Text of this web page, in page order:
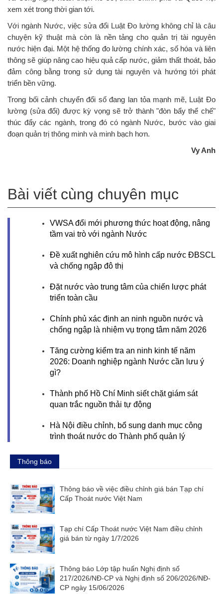
xem xét trong thời gian tới.
Với ngành Nước, việc sửa đổi Luật Đo lường không chỉ là câu
chuyện kỹ thuật mà còn là nền tảng cho quản trị tài nguyên
nước hiện đại. Một hệ thống đo lường chính xác, số hóa và liên
thông sẽ giúp nâng cao hiệu quả cấp nước, giảm thất thoát, bảo
đảm công bằng trong sử dụng tài nguyên và hướng tới phát
triển bền vững.
Trong bối cảnh chuyển đổi số đang lan tỏa mạnh mẽ, Luật Đo
lường (sửa đổi) được kỳ vọng sẽ trở thành "đòn bẩy thể chế"
thúc đẩy các ngành, trong đó có ngành Nước, bước vào giai
đoạn quản trị thông minh và minh bạch hơn.
Vy Anh
Bài viết cùng chuyên mục
VWSA đổi mới phương thức hoạt động, nâng
tầm vai trò với ngành Nước
Đề xuất nghiên cứu mô hình cấp nước ĐBSCL
và chống ngập đô thị
Đặt nước vào trung tâm của chiến lược phát
triển toàn cầu
Chính phủ xác định an ninh nguồn nước và
chống ngập là nhiệm vụ trọng tâm năm 2026
Tăng cường kiểm tra an ninh kinh tế năm
2026: Doanh nghiệp ngành Nước cần lưu ý
gì?
Thành phố Hồ Chí Minh siết chặt giám sát
quan trắc nguồn thải tự động
Hà Nội điều chỉnh, bổ sung danh mục công
trình thoát nước do Thành phố quản lý
Thông báo
Thông báo về việc điều chỉnh giá bán Tạp chí
Cấp Thoát nước Việt Nam
Tạp chí Cấp Thoát nước Việt Nam điều chỉnh
giá bán từ ngày 1/7/2026
Thông báo Lớp tập huấn Nghị định số
217/2026/NĐ-CP và Nghị định số 206/2026/NĐ-
CP ngày 15/06/2026